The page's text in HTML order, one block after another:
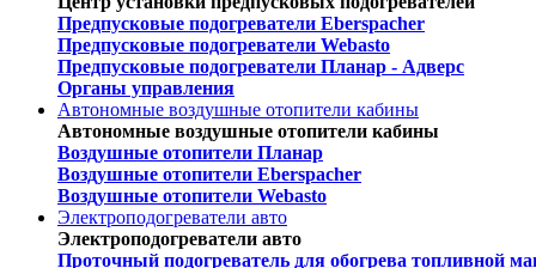
Предпусковые подогреватели Eberspacher
Предпусковые подогреватели Webasto
Предпусковые подогреватели Планар - Адверс
Органы управления
Автономные воздушные отопители кабины
Автономные воздушные отопители кабины
Воздушные отопители Планар
Воздушные отопители Eberspacher
Воздушные отопители Webasto
Электроподогреватели авто
Электроподогреватели авто
Проточный подогреватель для обогрева топливной